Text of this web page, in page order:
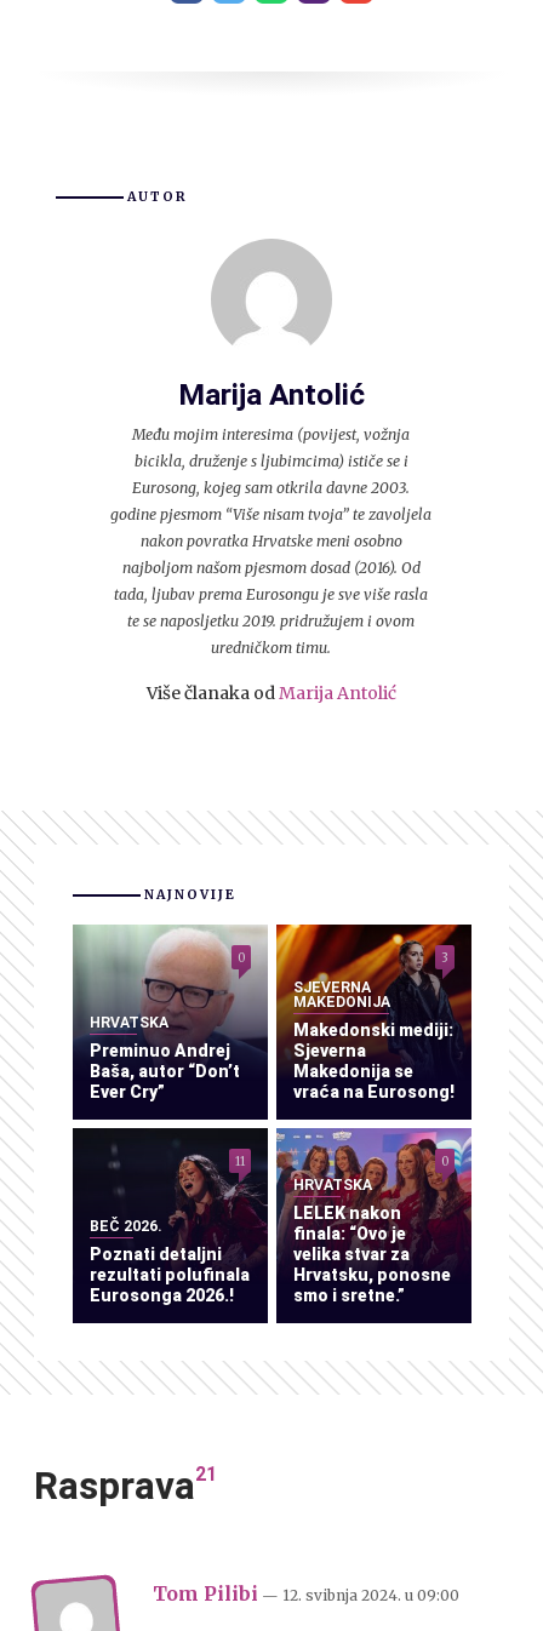
AUTOR
Marija Antolić
Među mojim interesima (povijest, vožnja
bicikla, druženje s ljubimcima) ističe se i
Eurosong, kojeg sam otkrila davne 2003.
godine pjesmom “Više nisam tvoja” te zavoljela
nakon povratka Hrvatske meni osobno
najboljom našom pjesmom dosad (2016). Od
tada, ljubav prema Eurosongu je sve više rasla
te se naposljetku 2019. pridružujem i ovom
uredničkom timu.
Više članaka odMarija Antolić
NAJNOVIJE
HRVATSKA
Preminuo Andrej
Baša, autor “Don’t
Ever Cry”
0
SJEVERNA
MAKEDONIJA
Makedonski mediji:
Sjeverna
Makedonija se
vraća na Eurosong!
3
BEČ 2026.
Poznati detaljni
rezultati polufinala
Eurosonga 2026.!
11
HRVATSKA
LELEK nakon
finala: “Ovo je
velika stvar za
Hrvatsku, ponosne
smo i sretne.”
0
Rasprava21
Tom Pilibi — 12. svibnja 2024. u 09:00